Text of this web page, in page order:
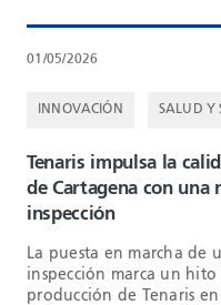
01/05/2026
INNOVACIÓN SALUD Y
Tenaris impulsa la
de Cartagena con una
inspección
La puesta en marcha de
inspección marca un
producción de Tenaris